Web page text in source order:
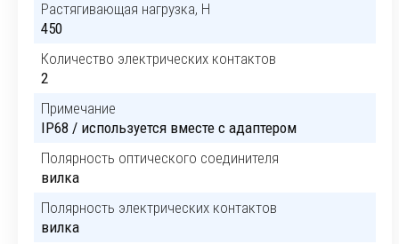
Растягивающая нагрузка, Н
450
Количество электрических контактов
2
Примечание
IP68 / используется вместе с адаптером
Полярность оптического соединителя
вилка
Полярность электрических контактов
вилка